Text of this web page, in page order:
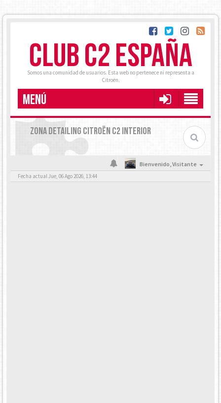
CLUB C2 ESPAÑA
Somos una comunidad de usuarios. Esta web no pertenece ni representa a
Citroën.
MENÚ
ZONA DETAILING CITROËN C2 INTERIOR
Bienvenido,Visitante
Fecha actual Jue, 06 Ago 2026, 13:44